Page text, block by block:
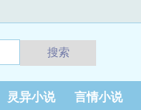
搜索
灵异小说 言情小说